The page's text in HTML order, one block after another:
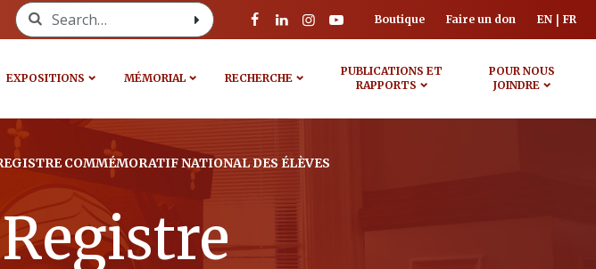
Search for: Boutique Faire un don EN FR
EXPOSITIONS MÉMORIAL RECHERCHE
PUBLICATIONS ET
RAPPORTS
POUR NOUS
JOINDRE
COMMÉMORATIF NATIONAL DES ÉLÈVES